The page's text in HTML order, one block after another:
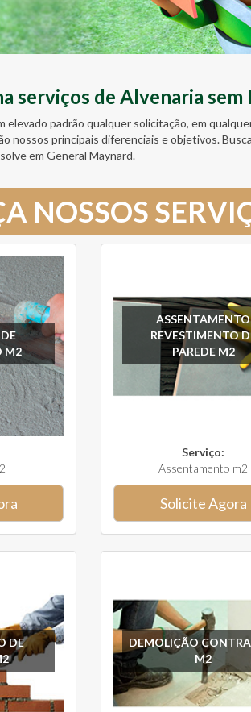
serviços de Alvenaria sem
padrão qualquer solicitação, em
nossos principais diferenciais e objetivos.
em General Maynard.
NOSSOS
M2
ASSENTAMENTO
REVESTIMENTO
PAREDE M2
Serviço:
Assentamento m2
Solicite Agora
DE
DEMOLIÇÃO
M2